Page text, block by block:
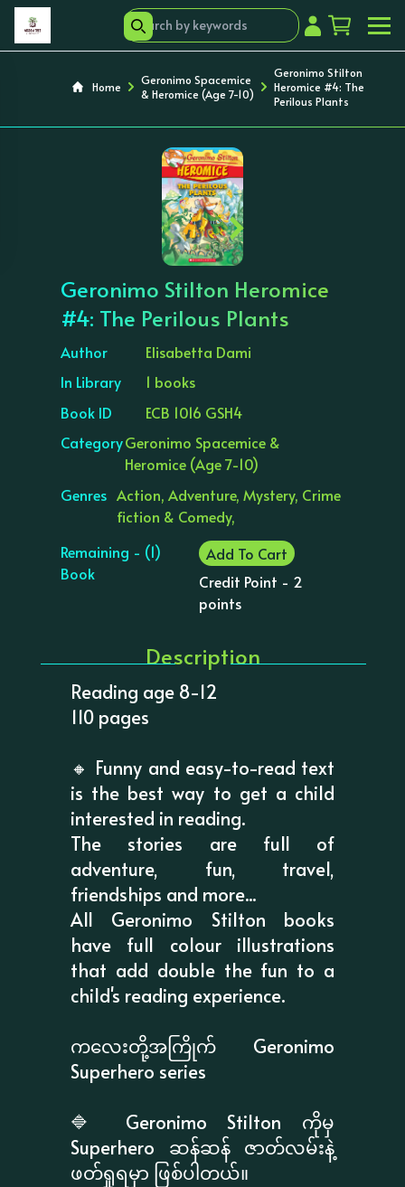
Home
Geronimo Spacemice
& Heromice (Age 7-10)
Geronimo Stilton
Heromice #4: The
Perilous Plants
‹ ›
Geronimo Stilton Heromice
#4: The Perilous Plants
Author
Elisabetta Dami
In Library
1 books
Book ID
ECB 1016 GSH4
CategoryGeronimo Spacemice &
Heromice (Age 7-10)
Genres Action, Adventure, Mystery, Crime
fiction & Comedy,
Remaining - (1)
Book
Add To Cart
Credit Point - 2
points
Description
Reading age 8-12
110 pages
🔸 Funny and easy-to-read text
is the best way to get a child
interested in reading.
The stories are full of
adventure, fun, travel,
friendships and more...
All Geronimo Stilton books
have full colour illustrations
that add double the fun to a
child's reading experience.
ကလေးတို့အကြိုက် Geronimo
Superhero series
🔷 Geronimo Stilton ကိုမှ
Superhero ဆန်ဆန် ဇာတ်လမ်းနဲ့
ဖတ်ရှုရမှာ ဖြစ်ပါတယ်။